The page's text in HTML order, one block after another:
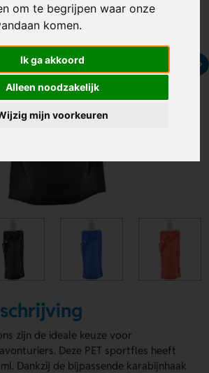
om te begrijpen waar onze
komen.
Ik ga akkoord
Alleen noodzakelijk
mijn voorkeuren
zijn de ideale keuze voor
Deze PET sportfles heeft
Dankzij de bijpassende karabijnhaak